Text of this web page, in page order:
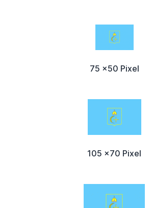
75 x50 Pixel
105 x70 Pixel